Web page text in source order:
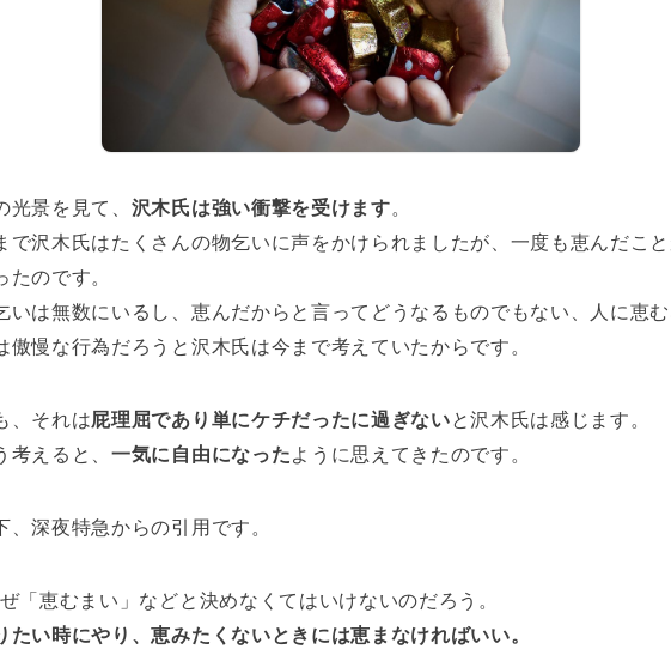
光景を見て、 沢木氏は強い衝撃を受けます。
で沢木氏はたくさんの物乞いに声をかけられましたが、一度も恵んだこ
たのです。
いは無数にいるし、恵んだからと言ってどうなるものでもない、人に恵
傲慢な行為だろうと沢木氏は今まで考えていたからです。
、それは屁理屈であり単にケチだったに過ぎないと沢木氏は感じます。
考えると、一気に自由になったように思えてきたのです。
、深夜特急からの引用です。
「恵むまい」などと決めなくてはいけないのだろう。
たい時にやり、恵みたくないときには恵まなければいい。